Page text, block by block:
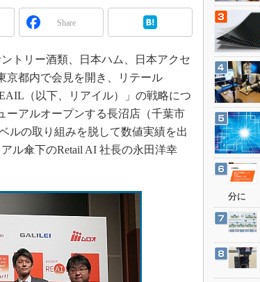
ものづくりワールド
WORLD
無償設計ツール
3Dプリンタ
デジタルツインとCAE
S＆OP
インダストリー4.0
イノベーション
製造業ビッグデータ
植物工場
海外生産
グローバル設計・開発
制御セキュリティ
Share
トリー酒類、日本ハム、日本アクセ
京都内で会見を開き、リテール
（以下、リアイル）」の戦略につ
ーアルオープンする長沼店（千葉市
ルの取り組みを脱して数値実績を出
ル傘下のRetail AI 社長の永田洋幸
分に